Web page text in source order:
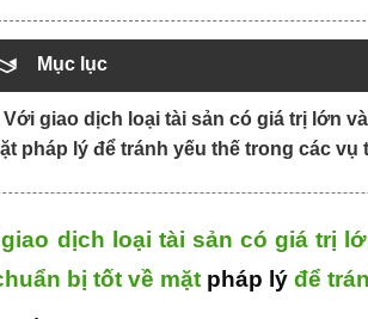
Mục lục
Với giao dịch loại tài sản có giá trị lớn
pháp lý để tránh yếu thế trong các vụ
dịch loại tài sản có giá trị
bị tốt về mặt pháp lý để